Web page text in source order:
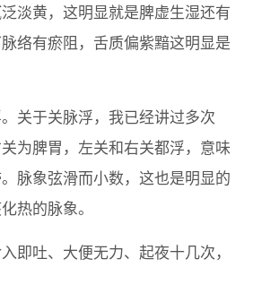
淡黄，这明显就是脾虚生湿还有
络有瘀阻，舌质偏紫黯这明显是
关于关脉浮，我已经讲过多次
为脾胃，左关和右关都浮，意味
脉象弦滑而小数，这也是明显的
热的脉象。
即吐、大便无力、起夜十几次，